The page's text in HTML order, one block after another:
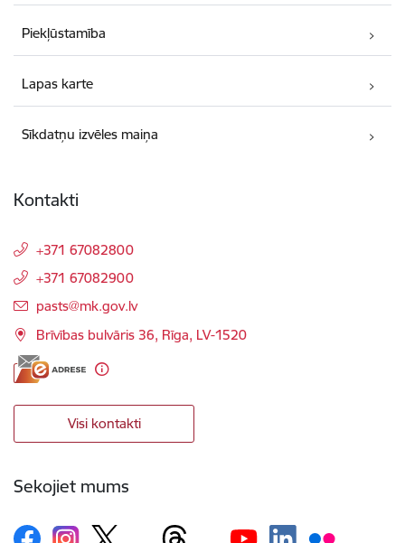
Piekļūstamība
Lapas karte
Sīkdatņu izvēles maiņa
Kontakti
+371 67082800
+371 67082900
E-pasts:
pasts@mk.gov.lv
Brīvības bulvāris 36, Rīga, LV-1520
Visi kontakti
Sekojiet mums